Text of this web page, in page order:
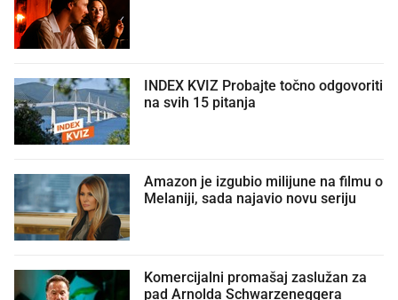
INDEX KVIZ Probajte točno odgovoriti
na svih 15 pitanja
Amazon je izgubio milijune na filmu o
Melaniji, sada najavio novu seriju
Komercijalni promašaj zaslužan za
pad Arnolda Schwarzeneggera